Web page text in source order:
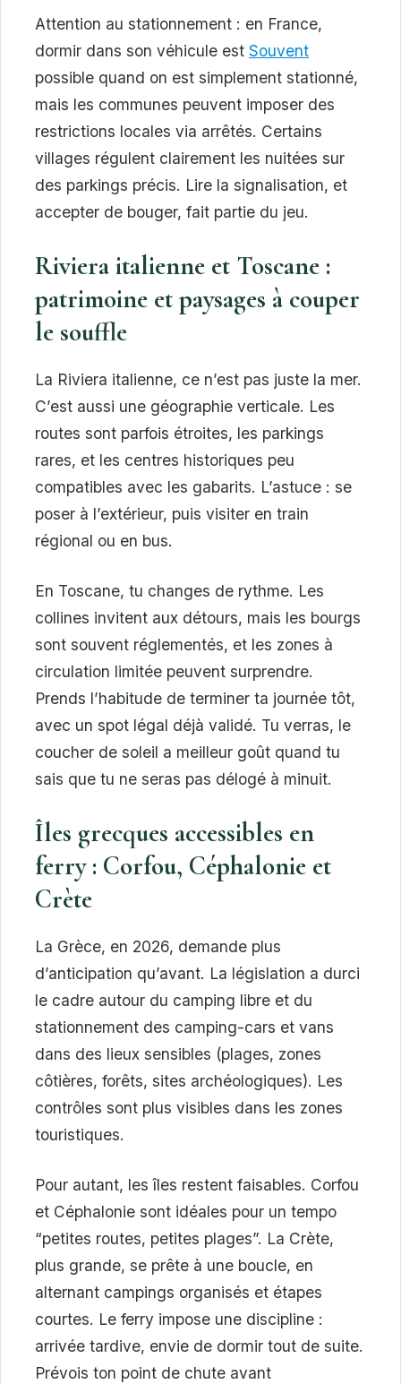
Attention au stationnement : en France,
dormir dans son véhicule est Souvent
possible quand on est simplement stationné,
mais les communes peuvent imposer des
restrictions locales via arrêtés. Certains
villages régulent clairement les nuitées sur
des parkings précis. Lire la signalisation, et
accepter de bouger, fait partie du jeu.
Riviera italienne et Toscane :
patrimoine et paysages à couper
le souffle
La Riviera italienne, ce n’est pas juste la mer.
C’est aussi une géographie verticale. Les
routes sont parfois étroites, les parkings
rares, et les centres historiques peu
compatibles avec les gabarits. L’astuce : se
poser à l’extérieur, puis visiter en train
régional ou en bus.
En Toscane, tu changes de rythme. Les
collines invitent aux détours, mais les bourgs
sont souvent réglementés, et les zones à
circulation limitée peuvent surprendre.
Prends l’habitude de terminer ta journée tôt,
avec un spot légal déjà validé. Tu verras, le
coucher de soleil a meilleur goût quand tu
sais que tu ne seras pas délogé à minuit.
Îles grecques accessibles en
ferry : Corfou, Céphalonie et
Crète
La Grèce, en 2026, demande plus
d’anticipation qu’avant. La législation a durci
le cadre autour du camping libre et du
stationnement des camping-cars et vans
dans des lieux sensibles (plages, zones
côtières, forêts, sites archéologiques). Les
contrôles sont plus visibles dans les zones
touristiques.
Pour autant, les îles restent faisables. Corfou
et Céphalonie sont idéales pour un tempo
“petites routes, petites plages”. La Crète,
plus grande, se prête à une boucle, en
alternant campings organisés et étapes
courtes. Le ferry impose une discipline :
arrivée tardive, envie de dormir tout de suite.
Prévois ton point de chute avant